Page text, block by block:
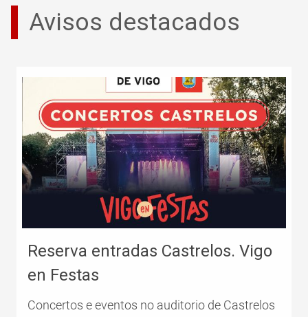
Avisos destacados
Reserva entradas Castrelos. Vigo
en Festas
Concertos e eventos no auditorio de Castrelos